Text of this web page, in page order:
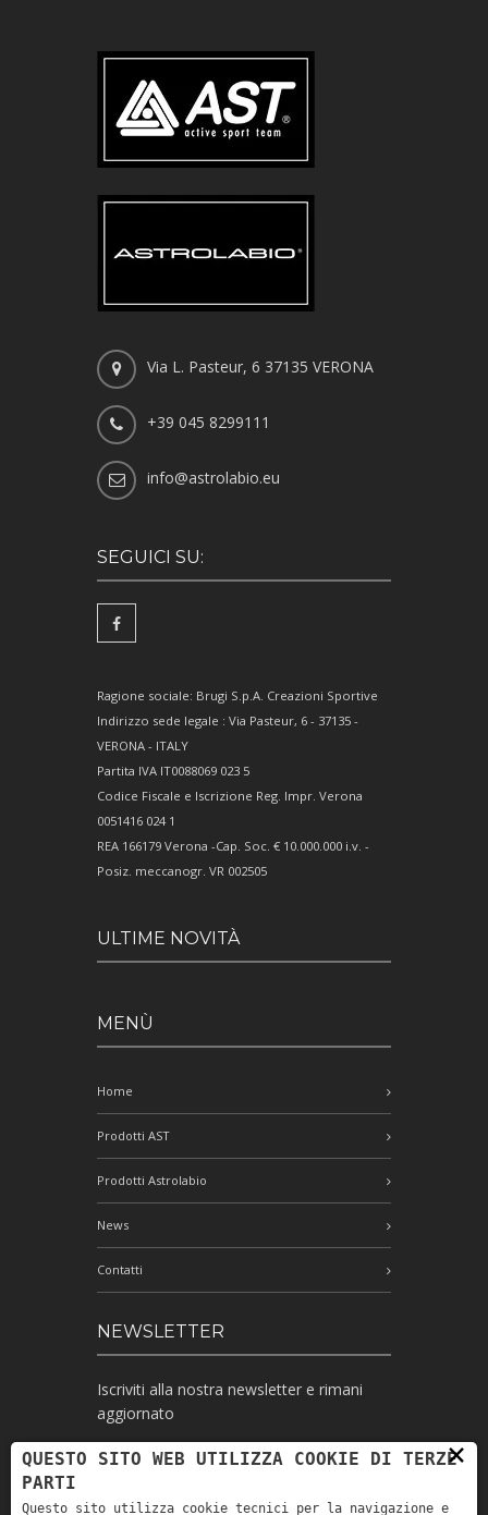
Via L. Pasteur, 6 37135 VERONA
+39 045 8299111
info@astrolabio.eu
SEGUICI SU:
Ragione sociale: Brugi S.p.A. Creazioni Sportive
Indirizzo sede legale : Via Pasteur, 6 - 37135 -
VERONA - ITALY
Partita IVA IT0088069 023 5
Codice Fiscale e Iscrizione Reg. Impr. Verona
0051416 024 1
REA 166179 Verona -Cap. Soc. € 10.000.000 i.v. -
Posiz. meccanogr. VR 002505
ULTIME NOVITÀ
MENÙ
Home
Prodotti AST
Prodotti Astrolabio
News
Contatti
NEWSLETTER
Iscriviti alla nostra newsletter e rimani
aggiornato
Ho letto l'informativa e autorizzo il
×
QUESTO SITO WEB UTILIZZA COOKIE DI TERZE
PARTI
Questo sito utilizza cookie tecnici per la navigazione e